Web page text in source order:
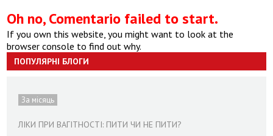
Oh no, Comentario failed to start.
If you own this website, you might want to look at the
browser console to find out why.
ПОПУЛЯРНІ БЛОГИ
За місяць
ЛІКИ ПРИ ВАГІТНОСТІ: ПИТИ ЧИ НЕ ПИТИ?